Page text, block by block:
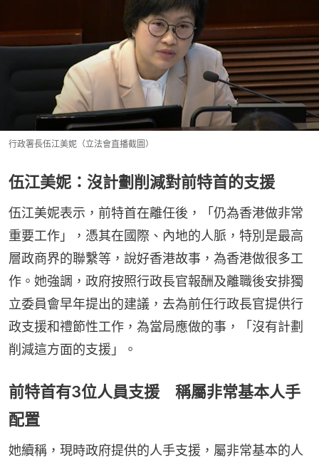
行政署長伍江美妮（立法會直播截圖）
伍江美妮：沒計劃削減對前特首的支援
伍江美妮表示，前特首在離任後，「仍為香港做非常
重要工作」，憑其在國際、內地的人脈，特別是最高
層政商界的聯繫等，說好香港故事，為香港做很多工
作。她強調，政府按照行政長官報酬及離職後安排獨
立委員會早年提出的建議，去為前任行政長官提供行
政支援和禮節性工作，為當局應做的事，「沒有計劃
削減這方面的支援」。
前特首有3位人員支援 稱屬非常基本人手
配置
她續稱，現時政府提供的人手支援，屬非常基本的人